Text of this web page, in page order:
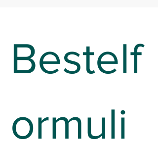
Bestelf
ormuli